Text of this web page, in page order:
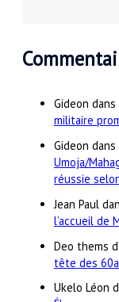
Gideon dans
militaire
Gideon dans
Umoja/
réussie
Jean Paul
l’accueil de
Deo thems
tête des
Ukelo Léon